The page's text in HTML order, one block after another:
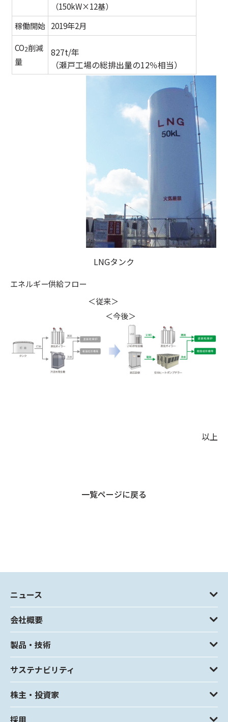
（150kW×12基）
稼働開始 2019年2月
CO2削減
量
827t/年
（瀬戸工場の総排出量の12％相当）
LNGタンク
エネルギー供給フロー
＜従来＞
＜今後＞
以上
一覧ページに戻る
ニュース
会社概要
製品・技術
サステナビリティ
株主・投資家
採用